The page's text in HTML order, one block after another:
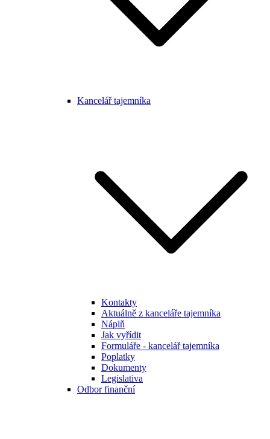
Kancelář tajemníka
Kontakty
Aktuálně z kanceláře tajemníka
Náplň
Jak vyřídit
Formuláře - kancelář tajemníka
Poplatky
Dokumenty
Legislativa
Odbor finanční